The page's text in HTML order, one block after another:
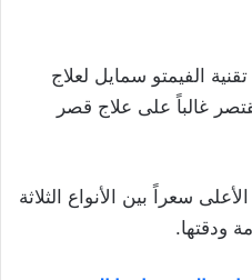
الفيمتو سمايل لعلاج
غالباً على علاج قصر
سعراً بين الأنواع الثلاثة
ودقتها.